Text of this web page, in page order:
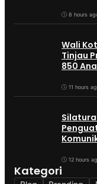
8 hours
Wali
Tinjau
850
11 hours
12 hours
Kategori